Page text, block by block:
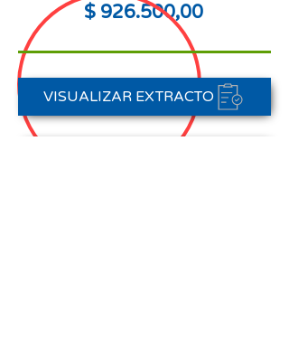
$ 926.500,00
VISUALIZAR EXTRACTO